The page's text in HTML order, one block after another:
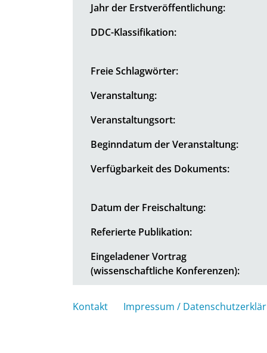
Jahr der Erstveröffentlichung:
DDC-Klassifikation:
Freie Schlagwörter:
Veranstaltung:
Veranstaltungsort:
Beginndatum der Veranstaltung:
Verfügbarkeit des Dokuments:
Datum der Freischaltung:
Referierte Publikation:
Eingeladener Vortrag
(wissenschaftliche Konferenzen):
Kontakt Impressum /